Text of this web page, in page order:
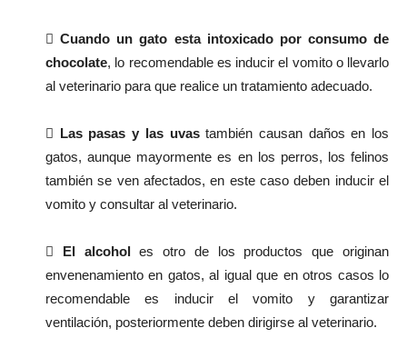
Cuando un gato esta intoxicado por consumo de
chocolate, lo recomendable es inducir el vomito o llevarlo
al veterinario para que realice un tratamiento adecuado.
 Las pasas y las uvastambién causan daños en los
gatos, aunque mayormente es en los perros, los felinos
también se ven afectados, en este caso deben inducir el
vomito y consultar al veterinario.
 El alcoholes otro de los productos que originan
envenenamiento en gatos, al igual que en otros casos lo
recomendable es inducir el vomito y garantizar
ventilación, posteriormente deben dirigirse al veterinario.